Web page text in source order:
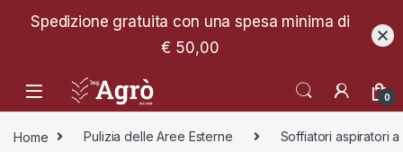
0
Home Pulizia delle Aree Esterne Soffiatori aspiratori
Spedizione gratuita con una spesa minima di
€ 50,00